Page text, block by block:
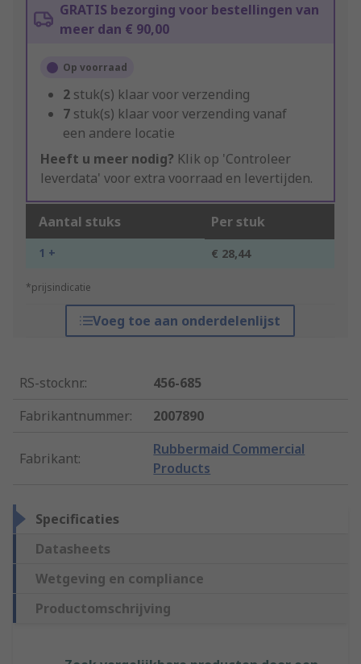
GRATIS bezorging voor bestellingen van
meer dan € 90,00
Op voorraad
2 stuk(s) klaar voor verzending
7 stuk(s) klaar voor verzending vanaf
een andere locatie
Heeft u meer nodig? Klik op 'Controleer
leverdata' voor extra voorraad en levertijden.
Aantal stuks Per stuk
1 + € 28,44
*prijsindicatie
Voeg toe aan onderdelenlijst
RS-stocknr.:
456-685
Fabrikantnummer: 2007890
Fabrikant:
Rubbermaid Commercial
Products
Specificaties
Datasheets
Wetgeving en compliance
Productomschrijving